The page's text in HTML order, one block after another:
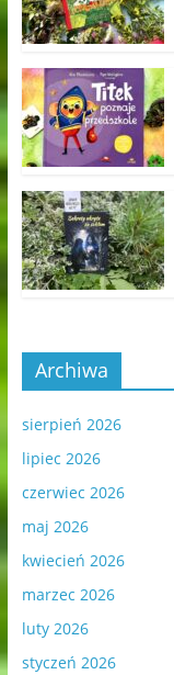
Archiwa
sierpień 2026
lipiec 2026
czerwiec 2026
maj 2026
kwiecień 2026
marzec 2026
luty 2026
styczeń 2026